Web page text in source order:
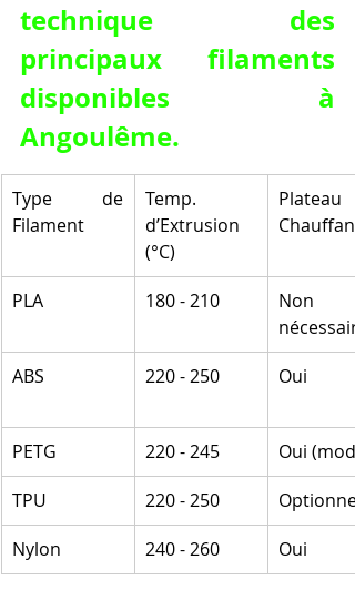
technique des
principaux filaments
disponibles à
Angoulême.
Type de
Filament
Temp.
d’Extrusion
(°C)
Plateau
Chauffant
PLA 180 - 210
Non
nécessaire
ABS
220 - 250 Oui
PETG 220 - 245
Oui
TPU
220 - 250
Optionnel
Nylon
240 - 260 Oui